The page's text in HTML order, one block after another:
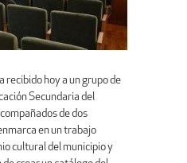
recibido hoy a un grupo de
Secundaria del
de dos
en un trabajo
cultural del municipio y